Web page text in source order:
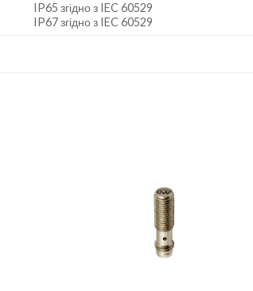
IP65 згідно з IEC 60529
IP67 згідно з IEC 60529